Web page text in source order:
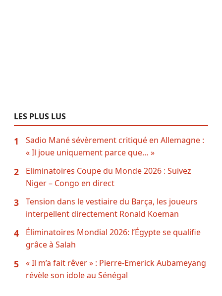
LES PLUS LUS
1
Sadio Mané sévèrement critiqué en Allemagne :
« Il joue uniquement parce que… »
2
Eliminatoires Coupe du Monde 2026 : Suivez
Niger – Congo en direct
3
Tension dans le vestiaire du Barça, les joueurs
interpellent directement Ronald Koeman
4
Éliminatoires Mondial 2026: l’Égypte se qualifie
grâce à Salah
5
« Il m’a fait rêver » : Pierre-Emerick Aubameyang
révèle son idole au Sénégal